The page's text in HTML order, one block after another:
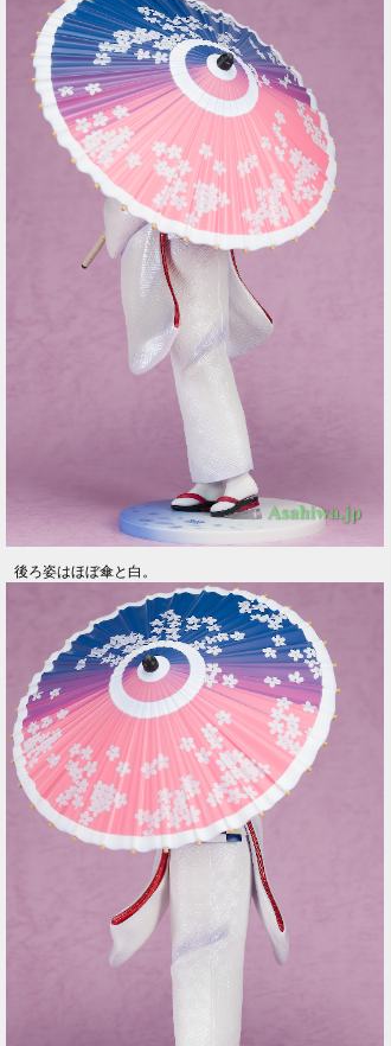
後ろ姿はほぼ傘と白。